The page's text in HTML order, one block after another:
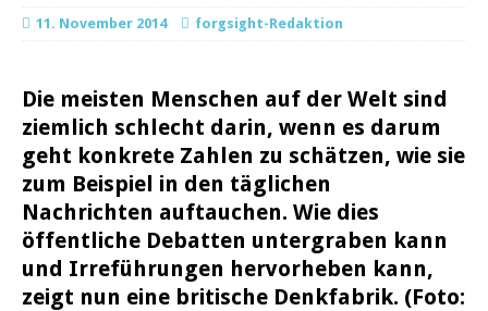
11. November 2014 forgsight-Redaktion
Die meisten Menschen auf der Welt sind
ziemlich schlecht darin, wenn es darum
geht konkrete Zahlen zu schätzen, wie sie
zum Beispiel in den täglichen
Nachrichten auftauchen. Wie dies
öffentliche Debatten untergraben kann
und Irreführungen hervorheben kann,
zeigt nun eine britische Denkfabrik. (Foto: